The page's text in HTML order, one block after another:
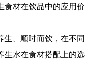
食材在饮品中的应用价
、顺时而饮，在不同
生水在食材搭配上的选